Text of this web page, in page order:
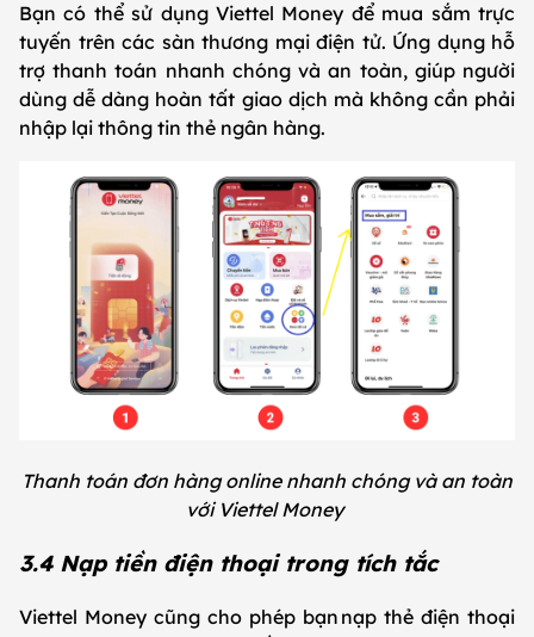
Bạn có thể sử dụng Viettel Money để mua sắm trực
tuyến trên các sàn thương mại điện tử. Ứng dụng hỗ
trợ thanh toán nhanh chóng và an toàn, giúp người
dùng dễ dàng hoàn tất giao dịch mà không cần phải
nhập lại thông tin thẻ ngân hàng.
Thanh toán đơn hàng online nhanh chóng và an toàn
với Viettel Money
3.4 Nạp tiền điện thoại trong tích tắc
Viettel Money cũng cho phép bạn nạp thẻ điện thoại